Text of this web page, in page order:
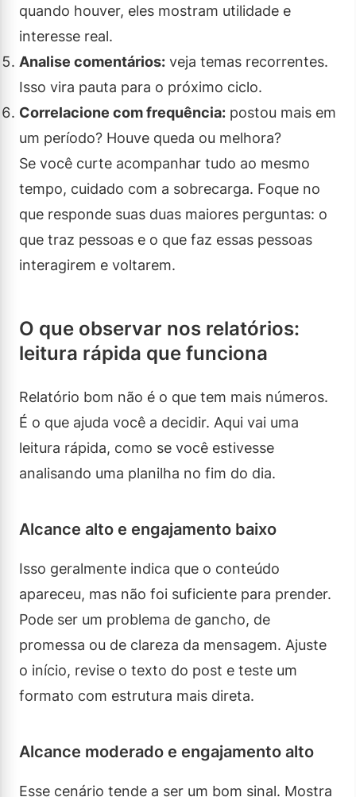
quando houver, eles mostram utilidade e
interesse real.
Analise comentários: veja temas recorrentes.
Isso vira pauta para o próximo ciclo.
Correlacione com frequência: postou mais em
um período? Houve queda ou melhora?
Se você curte acompanhar tudo ao mesmo
tempo, cuidado com a sobrecarga. Foque no
que responde suas duas maiores perguntas: o
que traz pessoas e o que faz essas pessoas
interagirem e voltarem.
O que observar nos relatórios:
leitura rápida que funciona
Relatório bom não é o que tem mais números.
É o que ajuda você a decidir. Aqui vai uma
leitura rápida, como se você estivesse
analisando uma planilha no fim do dia.
Alcance alto e engajamento baixo
Isso geralmente indica que o conteúdo
apareceu, mas não foi suficiente para prender.
Pode ser um problema de gancho, de
promessa ou de clareza da mensagem. Ajuste
o início, revise o texto do post e teste um
formato com estrutura mais direta.
Alcance moderado e engajamento alto
Esse cenário tende a ser um bom sinal. Mostra